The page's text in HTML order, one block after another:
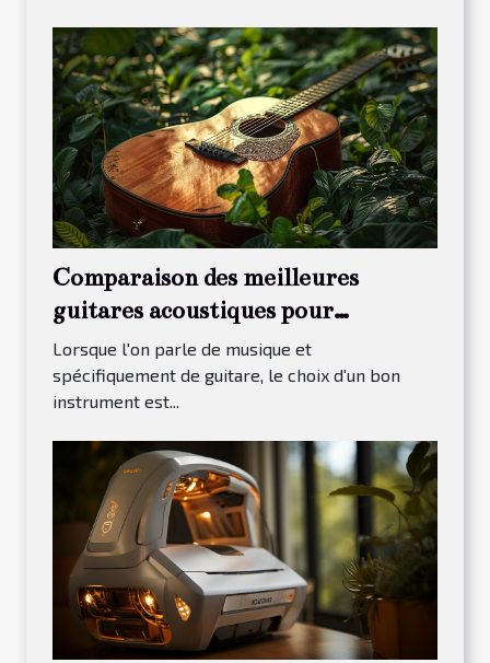
Comparaison des meilleures
guitares acoustiques pour
débutants en 2023
Lorsque l'on parle de musique et
spécifiquement de guitare, le choix d'un bon
instrument est...